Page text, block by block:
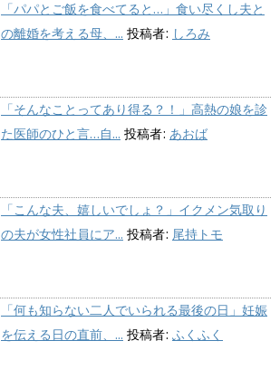
「パパとご飯を食べてると…」食い尽くし夫と
の離婚を考える母、... 投稿者: しろみ
「そんなことってあり得る？！」高熱の娘を診
た医師のひと言…自... 投稿者: あおば
「こんな夫、嬉しいでしょ？」イクメン気取り
の夫が女性社員にア... 投稿者: 尾持トモ
「何も知らない二人でいられる最後の日」妊娠
を伝える日の直前、... 投稿者: ふくふく